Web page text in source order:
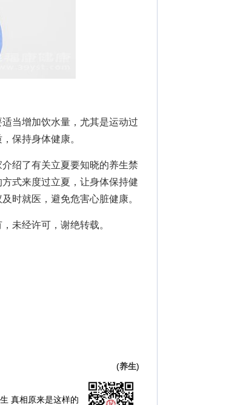
当增加饮水量，尤其是运动过
保持身体健康。
绍了有关立夏要知晓的养生禁
式来度过立夏，让身体保持健
时就医，避免危害心脏健康。
未经许可，谢绝转载。
(养生)
真相原来是这样的